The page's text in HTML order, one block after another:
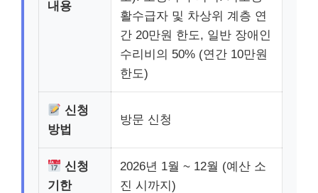
내용
활수급자 및 차상위 계층 연
간 20만원 한도, 일반 장애인
수리비의 50% (연간 10만원
한도)
신청
방법
방문 신청
신청
기한
2026년 1월 ~ 12월 (예산 소
진 시까지)